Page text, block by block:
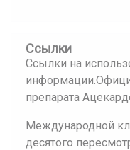
Ссылки
Ссылки на
препарата
Международной
десятого